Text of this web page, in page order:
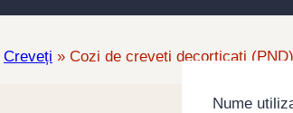
Creveți » Cozi de creveti decorticati
Nume